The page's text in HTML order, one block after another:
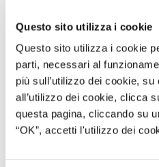
Questo sito utilizza i cookie
Questo sito utilizza i cookie
parti, necessari al
più sull’utilizzo dei cookie,
all’utilizzo dei cookie, clicca
questa pagina, cliccando su
“OK”, accetti l'utilizzo dei
hat)
Google Analytics-
Interessen
die zusätzliche Funktionen
Standardimplementierungen
zugehörigen Cookies nicht